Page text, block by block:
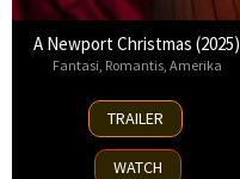
A Newport Christmas (2025)
Fantasi Romantis, Amerika
2
Nov
2025
TRAILER
WATCH